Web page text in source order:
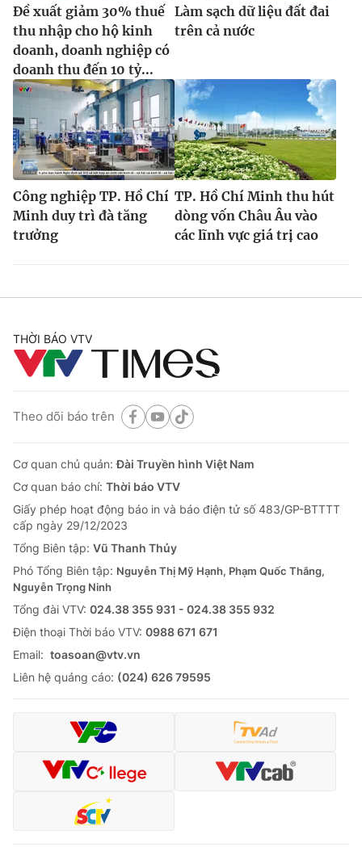
Đề xuất giảm 30% thuế
thu nhập cho hộ kinh
doanh, doanh nghiệp có
doanh thu đến 10 tỷ...
Làm sạch dữ liệu đất đai
trên cả nước
Công nghiệp TP. Hồ Chí
Minh duy trì đà tăng
trưởng
TP. Hồ Chí Minh thu hút
dòng vốn Châu Âu vào
các lĩnh vực giá trị cao
THỜI BÁO VTV
Theo dõi báo trên
Cơ quan chủ quản:Đài Truyền hình Việt Nam
Cơ quan báo chí: Thời báo VTV
Giấy phép hoạt động báo in và báo điện tử số 483/GP-BTTTT
cấp ngày 29/12/2023
Tổng Biên tập: Vũ Thanh Thủy
Phó Tổng Biên tập: Nguyễn Thị Mỹ Hạnh, Phạm Quốc Thắng,
Nguyễn Trọng Ninh
Tổng đài VTV: 024.38 355 931 - 024.38 355 932
Ðiện thoại Thời báo VTV: 0988 671 671
Email: toasoan@vtv.vn
Liên hệ quảng cáo: (024) 626 79595